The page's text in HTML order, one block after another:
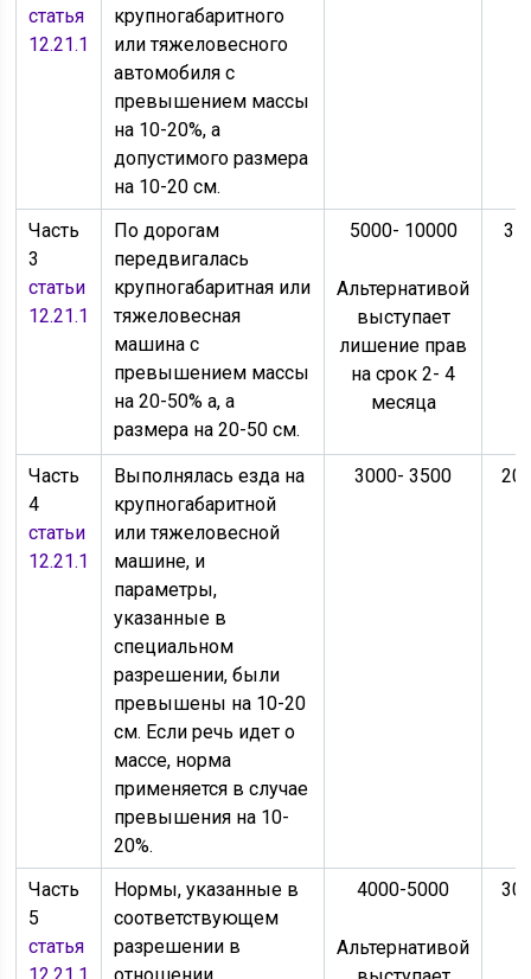
статья
12.21.1
крупногабаритного
или тяжеловесного
автомобиля с
превышением массы
на 10-20%, а
допустимого размера
на 10-20 см.
Часть
3
статьи
12.21.1
По дорогам
передвигалась
крупногабаритная или
тяжеловесная
машина с
превышением массы
на 20-50% а, а
размера на 20-50 см.
5000- 10000
Альтернативой
выступает
лишение прав
на срок 2- 4
месяца
Часть
4
статьи
12.21.1
Выполнялась езда на
крупногабаритной
или тяжеловесной
машине, и
параметры,
указанные в
специальном
разрешении, были
превышены на 10-20
см. Если речь идет о
массе, норма
применяется в случае
превышения на 10-
20%.
3000- 3500
Часть
5
статья
Нормы, указанные в
соответствующем
разрешении в
4000-5000
Альтернативой